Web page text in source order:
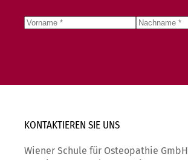
KONTAKTIEREN SIE UNS
Wiener Schule für Osteopathie GmbH